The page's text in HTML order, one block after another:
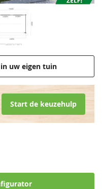
uw eigen tuin
Start de keuzehulp